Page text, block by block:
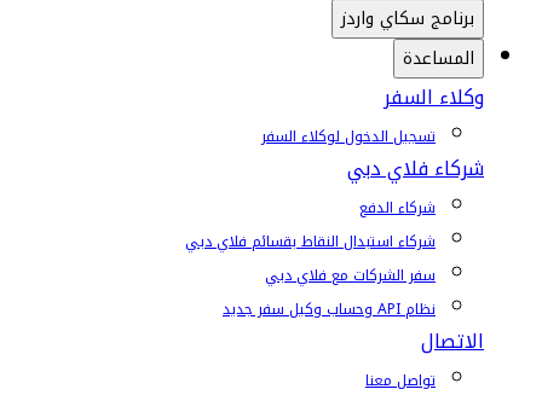
برنامج سكاي واردز
المساعدة
وكلاء السفر
تسجيل الدخول لوكلاء السفر
شركاء فلاي دبي
شركاء الدفع
شركاء استبدال النقاط بقسائم فلاي دبي
سفر الشركات مع فلاي دبي
نظام API وحساب وكيل سفر جديد
الاتصال
تواصل معنا